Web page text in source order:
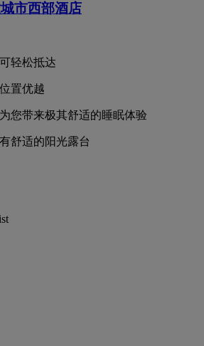
市西部酒店
轻松抵达
置优越
您带来极其舒适的睡眠体验
舒适的阳光露台